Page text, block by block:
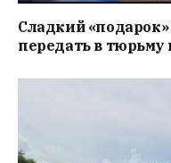
Сладкий
передать в тюрьму